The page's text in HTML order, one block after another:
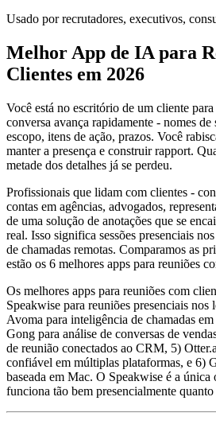
Usado por recrutadores, executivos,
Melhor App de IA para
Clientes em 2026
Você está no escritório de um cliente
conversa avança rapidamente - nomes
escopo, itens de ação, prazos. Você
manter a presença e construir rapport.
metade dos detalhes já se perdeu.
Profissionais que lidam com clientes -
contas em agências, advogados,
de uma solução de anotações que se
real. Isso significa sessões presenciais
de chamadas remotas. Comparamos as
estão os 6 melhores apps para reuniões
Os melhores apps para reuniões com
Speakwise para reuniões presenciais nos
Avoma para inteligência de chamadas
Gong para análise de conversas de
de reunião conectados ao CRM, 5)
confiável em múltiplas plataformas, e 6)
baseada em Mac. O Speakwise é a única
funciona tão bem presencialmente